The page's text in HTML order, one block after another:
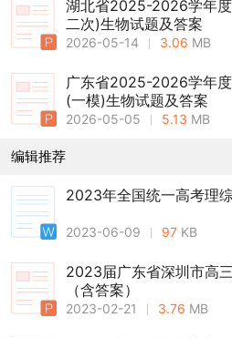
湖北省2025-2026学年
二次)生物试题及答案
2026-05-14 3.06 MB
广东省2025-2026学年
(一模)生物试题及答案
2026-05-05 5.13 MB
编辑推荐
2023年全国统一高考理
2023-06-09 97 KB
2023届广东省深圳市高
（含答案）
2023-02-21 3.76 MB